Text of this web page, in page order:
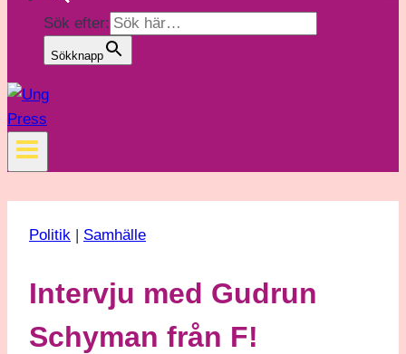
Sök efter:
Sökknapp
Politik Samhälle
Intervju med Gudrun
Schyman från F!